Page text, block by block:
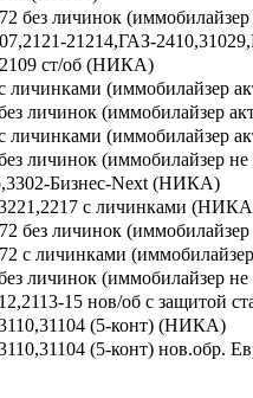
без личинок
07,2121-21214,ГАЗ-
2109 ст/об (НИКА)
личинками (иммобилайзер
личинок (иммобилайзер
личинками (иммобилайзер
личинок (иммобилайзер
Бизнес-Next (НИКА)
с личинками
без личинок
с личинками
личинок (иммобилайзер
15 нов/об с защитой
(5-конт) (НИКА)
(5-конт) нов.обр.